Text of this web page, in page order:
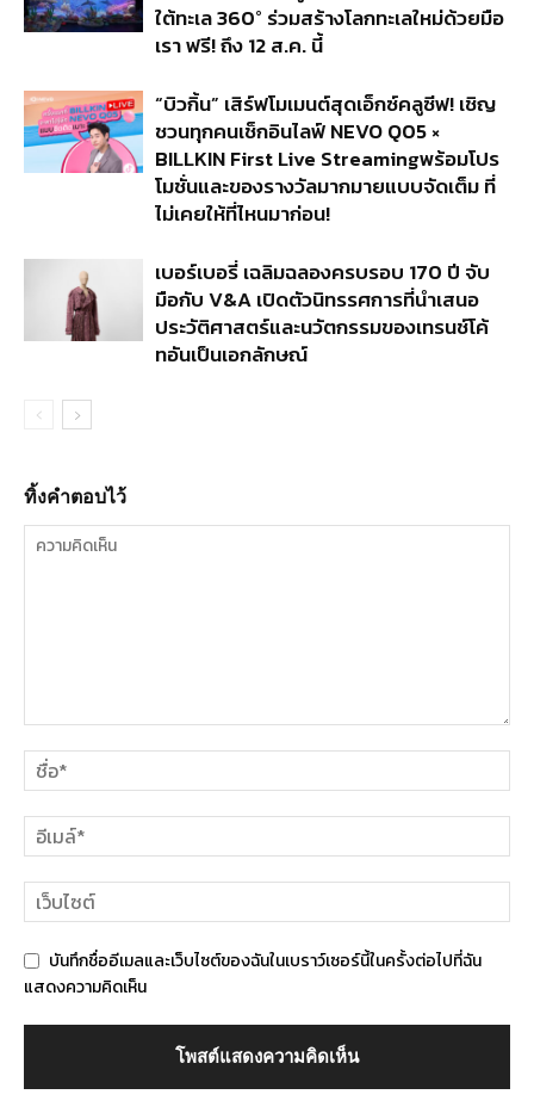
ใต้ทะเล 360° ร่วมสร้างโลกทะเลใหม่ด้วยมือ
เรา ฟรี! ถึง 12 ส.ค. นี้
“บิวกิ้น” เสิร์ฟโมเมนต์สุดเอ็กซ์คลูซีฟ! เชิญ
ชวนทุกคนเช็กอินไลฟ์ NEVO Q05 ×
BILLKIN First Live Streamingพร้อมโปร
โมชั่นและของรางวัลมากมายแบบจัดเต็ม ที่
ไม่เคยให้ที่ไหนมาก่อน!
เบอร์เบอรี่ เฉลิมฉลองครบรอบ 170 ปี จับ
มือกับ V&A เปิดตัวนิทรรศการที่นำเสนอ
ประวัติศาสตร์และนวัตกรรมของเทรนช์โค้
ทอันเป็นเอกลักษณ์
ทิ้งคำตอบไว้
บันทึกชื่ออีเมลและเว็บไซต์ของฉันในเบราว์เซอร์นี้ในครั้งต่อไปที่ฉัน
แสดงความคิดเห็น